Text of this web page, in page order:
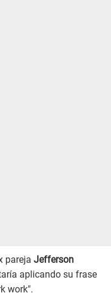
pareja Jefferson
aplicando su frase
work".